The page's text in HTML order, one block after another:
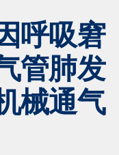
呼吸窘
管肺发
械通气